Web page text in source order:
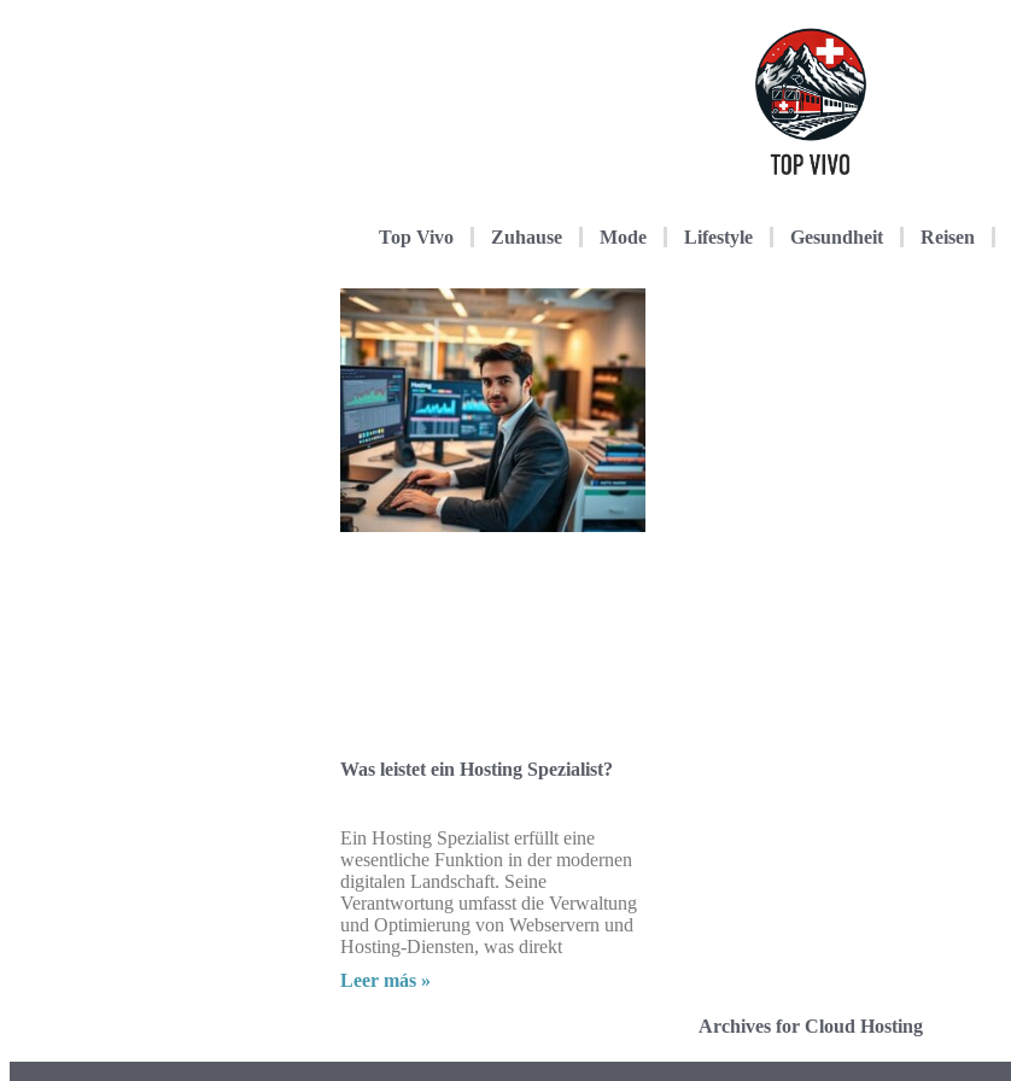
Top Vivo Zuhause Mode Lifestyle Gesundheit Reisen
Was leistet ein Hosting Spezialist?
Ein Hosting Spezialist erfüllt eine
wesentliche Funktion in der modernen
digitalen Landschaft. Seine
Verantwortung umfasst die Verwaltung
und Optimierung von Webservern und
Hosting-Diensten, was direkt
Leer más »
Archives for Cloud Hosting